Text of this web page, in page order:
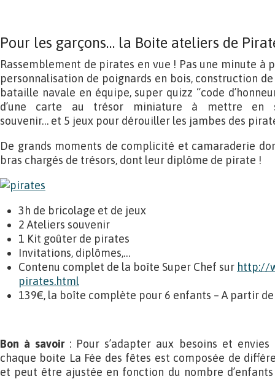
Pour les garçons… la Boite ateliers de
Rassemblement de pirates en vue ! Pas une minute à
personnalisation de poignards en bois, construction
bataille navale en équipe, super quizz “code
d’une carte au trésor miniature à mettre en
souvenir… et 5 jeux pour dérouiller les jambes des
De grands moments de complicité et camaraderie
bras chargés de trésors, dont leur diplôme de pirate !
3h de bricolage et de jeux
2 Ateliers souvenir
1 Kit goûter de pirates
Invitations, diplômes,…
Contenu complet de la boîte Super Chef sur http://
pirates.html
139€, la boîte complète pour 6 enfants – A partir de
Bon à savoir: Pour s’adapter aux besoins et
chaque boite La Fée des fêtes est composée de
et peut être ajustée en fonction du nombre